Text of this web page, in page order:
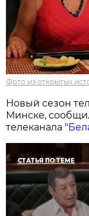
Фото из открытых
Новый сезон
Минске,
телеканала
СТАТЬЯ ПО ТЕМЕ